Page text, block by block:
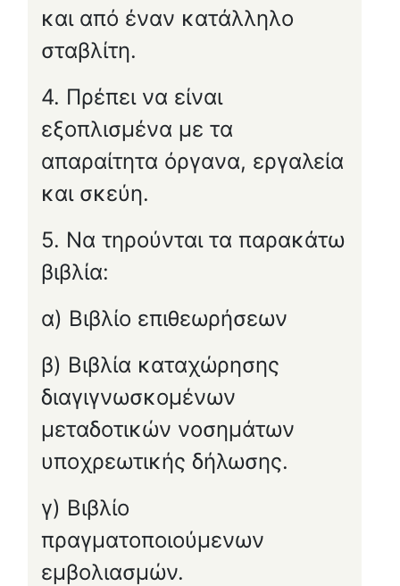
και από έναν κατάλληλο
σταβλίτη.
4. Πρέπει να είναι
εξοπλισμένα με τα
απαραίτητα όργανα, εργαλεία
και σκεύη.
5. Να τηρούνται τα παρακάτω
βιβλία:
α) Βιβλίο επιθεωρήσεων
β) Βιβλία καταχώρησης
διαγιγνωσκομένων
μεταδοτικών νοσημάτων
υποχρεωτικής δήλωσης.
γ) Βιβλίο
πραγματοποιούμενων
εμβολιασμών.